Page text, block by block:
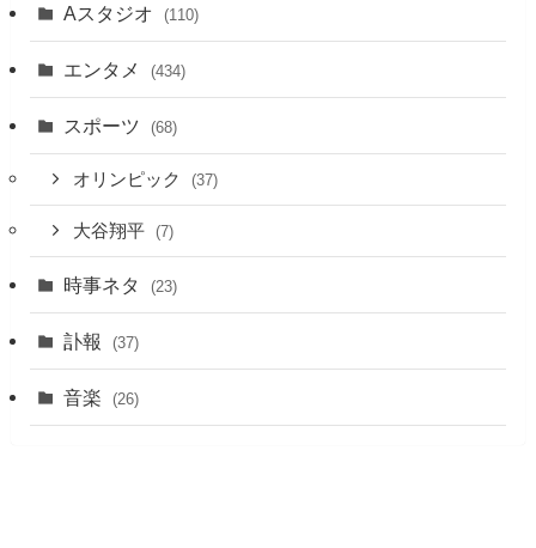
Aスタジオ (110)
エンタメ (434)
スポーツ (68)
オリンピック (37)
大谷翔平 (7)
時事ネタ (23)
訃報 (37)
音楽 (26)